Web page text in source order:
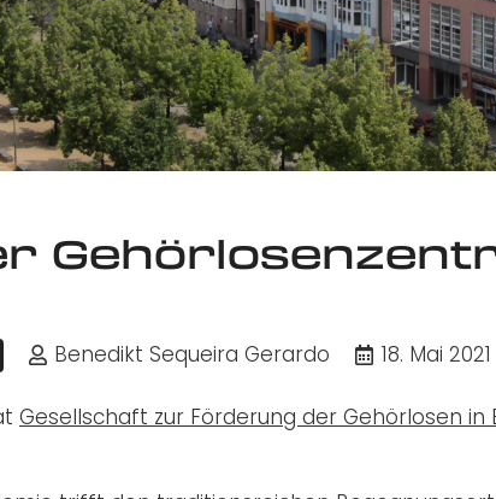
Benedikt Sequeira Gerardo 18. Mai 2021
Gesellschaft zur Förderung der Gehörlosen in